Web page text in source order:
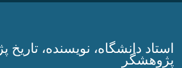
استاد دانشگاه، نویسنده، تاریخ
پژوهشگر